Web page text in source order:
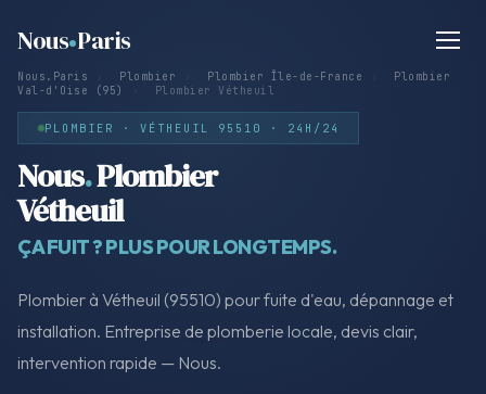
Nous Paris
Nous.Paris Plombier Plombier Île-de-France
Plombier
Val-d'Oise (95)
Plombier Vétheuil
PLOMBIER · VÉTHEUIL 95510 · 24H/24
Nous.Plombier
Vétheuil
ÇA FUIT ? PLUS POUR LONGTEMPS.
Plombier à Vétheuil (95510) pour fuite d'eau, dépannage et
installation. Entreprise de plomberie locale, devis clair,
intervention rapide — Nous.